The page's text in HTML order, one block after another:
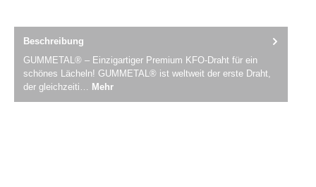
Beschreibung
GUMMETAL® – Einzigartiger Premium KFO-Draht für ein
schönes Lächeln! GUMMETAL® ist weltweit der erste Draht,
der gleichzeiti… Mehr